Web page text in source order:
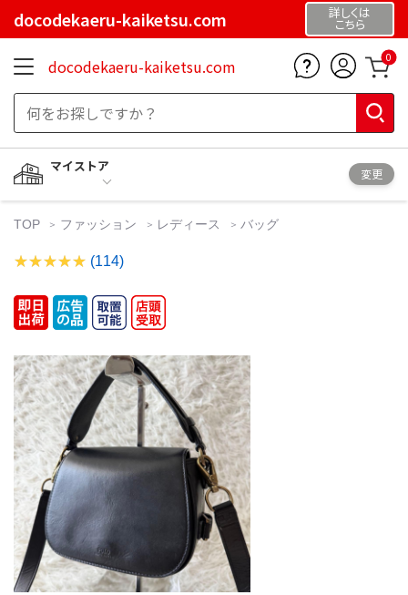
docodekaeru-kaiketsu.com 詳しくは
こちら
docodekaeru-kaiketsu.com 0
マイストア
変更
TOP ファッション レディース バッグ
(114)